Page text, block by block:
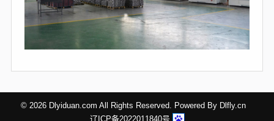
© 2026 Dlyiduan.com All Rights Reserved. Powered By Dlfly.cn
辽ICP备2022011840号